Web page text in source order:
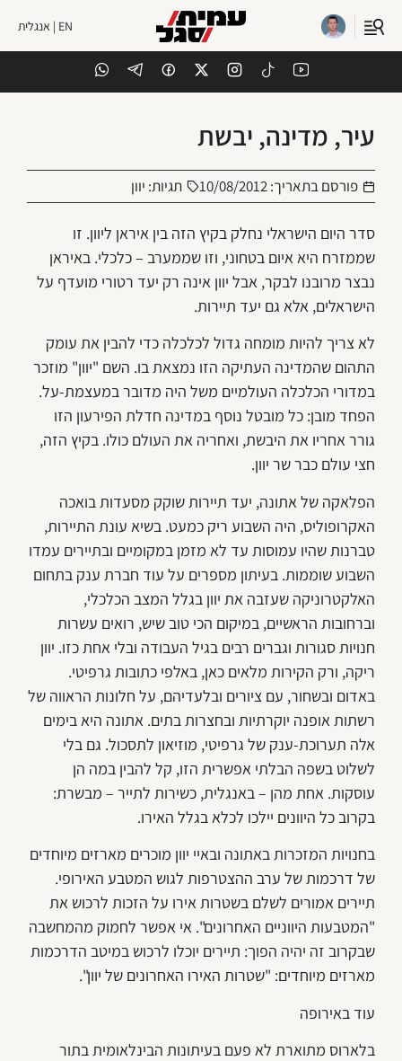
EN | אנגלית
עיר, מדינה, יבשת
פורסם בתאריך:10/08/2012 תגיות: יוון
סדר היום הישראלי נחלק בקיץ הזה בין איראן ליוון. זו
שממזרח היא איום בטחוני, וזו שממערב – כלכלי. באיראן
נבצר מרובנו לבקר, אבל יוון אינה רק יעד רטורי מועדף על
הישראלים, אלא גם יעד תיירות.
לא צריך להיות מומחה גדול לכלכלה כדי להבין את עומק
התהום שהמדינה העתיקה הזו נמצאת בו. השם "יוון" מוזכר
במדורי הכלכלה העולמיים משל היה מדובר במעצמת-על.
הפחד מובן: כל מובטל נוסף במדינה חדלת הפירעון הזו
גורר אחריו את היבשת, ואחריה את העולם כולו. בקיץ הזה,
חצי עולם כבר שר יוון.
הפלאקה של אתונה, יעד תיירות שוקק מסעדות בואכה
האקרופוליס, היה השבוע ריק כמעט. בשיא עונת התיירות,
טברנות שהיו עמוסות עד לא מזמן במקומיים ובתיירים עמדו
השבוע שוממות. בעיתון מספרים על עוד חברת ענק בתחום
האלקטרוניקה שעזבה את יוון בגלל המצב הכלכלי,
וברחובות הראשיים, במיקום הכי טוב שיש, רואים עשרות
חנויות סגורות וגברים רבים בגיל העבודה ובלי אחת כזו. יוון
ריקה, ורק הקירות מלאים כאן, באלפי כתובות גרפיטי.
באדום ובשחור, עם ציורים ובלעדיהם, על חלונות הראווה של
רשתות אופנה יוקרתיות ובחצרות בתים. אתונה היא בימים
אלה תערוכת-ענק של גרפיטי, מוזיאון לתסכול. גם בלי
לשלוט בשפה הבלתי אפשרית הזו, קל להבין במה הן
עוסקות. אחת מהן – באנגלית, כשירות לתייר – מבשרת:
בקרוב כל היוונים יילכו לכלא בגלל האירו.
בחנויות המזכרות באתונה ובאיי יוון מוכרים מארזים מיוחדים
של דרכמות של ערב ההצטרפות לגוש המטבע האירופי.
תיירים אמורים לשלם בשטרות אירו על הזכות לרכוש את
"המטבעות היווניים האחרונים". אי אפשר לחמוק מהמחשבה
שבקרוב זה יהיה הפוך: תיירים יוכלו לרכוש במיטב הדרכמות
מארזים מיוחדים: "שטרות האירו האחרונים של יוון".
עוד באירופה
בלארוס מתוארת לא פעם בעיתונות הבינלאומית בתור